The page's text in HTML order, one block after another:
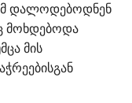
დალოდებოდნენ
მოხდებოდა
მის